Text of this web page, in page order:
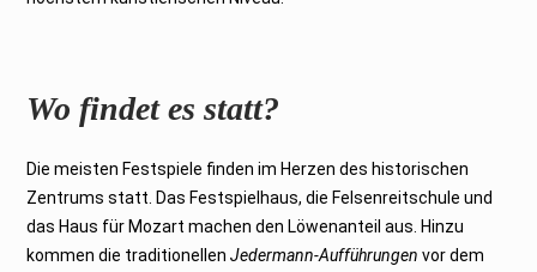
Wo findet es statt?
Die meisten Festspiele finden im Herzen des historischen
Zentrums statt. Das Festspielhaus, die Felsenreitschule und
das Haus für Mozart machen den Löwenanteil aus. Hinzu
kommen die traditionellenJedermann-Aufführungen vor dem